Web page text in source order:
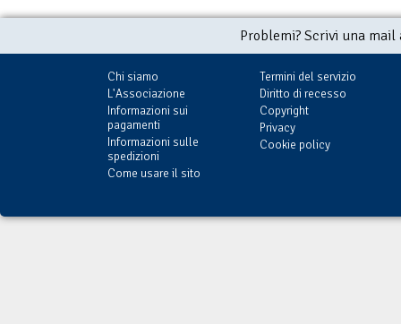
Problemi? Scrivi una
Chi siamo
L'Associazione
Informazioni sui
pagamenti
Informazioni sulle
spedizioni
Come usare il sito
Termini del servizio
Diritto di recesso
Copyright
Privacy
Cookie policy